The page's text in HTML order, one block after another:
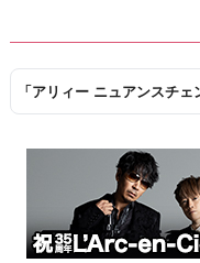
「アリィー ニュアンスチ